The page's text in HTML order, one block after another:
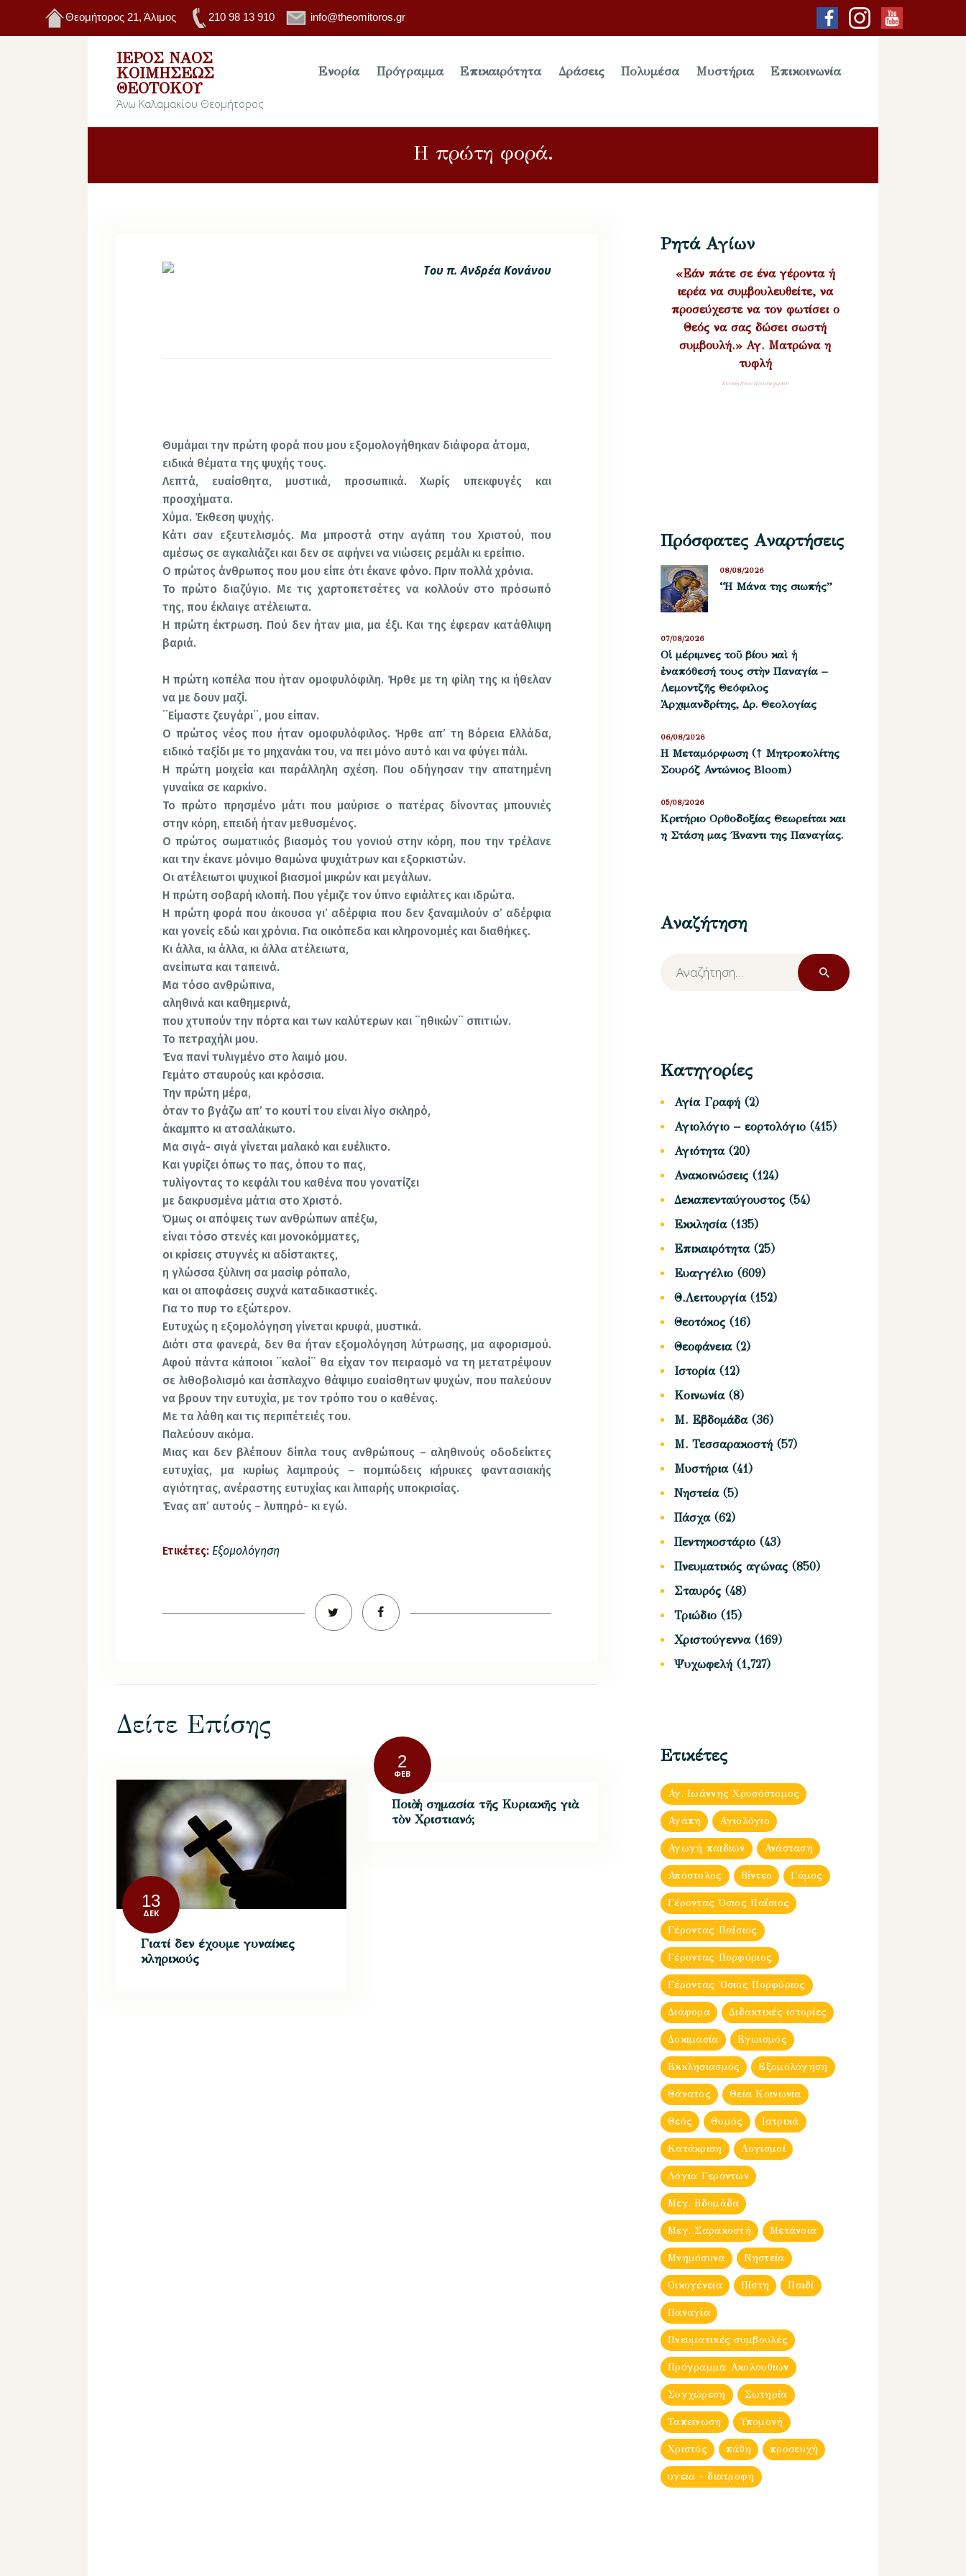
Θεομήτορος 21, Άλιμος 210 98 13 910 info@theomitoros.gr
ΙΕΡΌΣ ΝΑΌΣ
ΚΟΙΜΉΣΕΩΣ
ΘΕΟΤΌΚΟΥ
Άνω Καλαμακίου Θεομήτορος
Ενορία Πρόγραμμα Επικαιρότητα Δράσεις Πολυμέσα Μυστήρια Επικοινωνία
Η πρώτη φορά.
Του π. Ανδρέα Κονάνου
Θυμάμαι την πρώτη φορά που μου εξομολογήθηκαν διάφορα άτομα,
ειδικά θέματα της ψυχής τους.
Λεπτά, ευαίσθητα, μυστικά, προσωπικά. Χωρίς υπεκφυγές και
προσχήματα.
Χύμα. Έκθεση ψυχής.
Κάτι σαν εξευτελισμός. Μα μπροστά στην αγάπη του Χριστού, που
αμέσως σε αγκαλιάζει και δεν σε αφήνει να νιώσεις ρεμάλι κι ερείπιο.
Ο πρώτος άνθρωπος που μου είπε ότι έκανε φόνο. Πριν πολλά χρόνια.
Το πρώτο διαζύγιο. Με τις χαρτοπετσέτες να κολλούν στο πρόσωπό
της, που έκλαιγε ατέλειωτα.
Η πρώτη έκτρωση. Πού δεν ήταν μια, μα έξι. Και της έφεραν κατάθλιψη
βαριά.
Η πρώτη κοπέλα που ήταν ομοφυλόφιλη. Ήρθε με τη φίλη της κι ήθελαν
να με δουν μαζί.
¨Είμαστε ζευγάρι¨, μου είπαν.
Ο πρώτος νέος που ήταν ομοφυλόφιλος. Ήρθε απ’ τη Βόρεια Ελλάδα,
ειδικό ταξίδι με το μηχανάκι του, να πει μόνο αυτό και να φύγει πάλι.
Η πρώτη μοιχεία και παράλληλη σχέση. Που οδήγησαν την απατημένη
γυναίκα σε καρκίνο.
Το πρώτο πρησμένο μάτι που μαύρισε ο πατέρας δίνοντας μπουνιές
στην κόρη, επειδή ήταν μεθυσμένος.
Ο πρώτος σωματικός βιασμός του γονιού στην κόρη, που την τρέλανε
και την έκανε μόνιμο θαμώνα ψυχιάτρων και εξορκιστών.
Οι ατέλειωτοι ψυχικοί βιασμοί μικρών και μεγάλων.
Η πρώτη σοβαρή κλοπή. Που γέμιζε τον ύπνο εφιάλτες και ιδρώτα.
Η πρώτη φορά που άκουσα γι’ αδέρφια που δεν ξαναμιλούν σ’ αδέρφια
και γονείς εδώ και χρόνια. Για οικόπεδα και κληρονομιές και διαθήκες.
Κι άλλα, κι άλλα, κι άλλα ατέλειωτα,
ανείπωτα και ταπεινά.
Μα τόσο ανθρώπινα,
αληθινά και καθημερινά,
που χτυπούν την πόρτα και των καλύτερων και ¨ηθικών¨ σπιτιών.
Το πετραχήλι μου.
Ένα πανί τυλιγμένο στο λαιμό μου.
Γεμάτο σταυρούς και κρόσσια.
Την πρώτη μέρα,
όταν το βγάζω απ’ το κουτί του είναι λίγο σκληρό,
άκαμπτο κι ατσαλάκωτο.
Μα σιγά- σιγά γίνεται μαλακό και ευέλικτο.
Και γυρίζει όπως το πας, όπου το πας,
τυλίγοντας το κεφάλι του καθένα που γονατίζει
με δακρυσμένα μάτια στο Χριστό.
Όμως οι απόψεις των ανθρώπων απέξω,
είναι τόσο στενές και μονοκόμματες,
οι κρίσεις στυγνές κι αδίστακτες,
η γλώσσα ξύλινη σα μασίφ ρόπαλο,
και οι αποφάσεις συχνά καταδικαστικές.
Για το πυρ το εξώτερον.
Ευτυχώς η εξομολόγηση γίνεται κρυφά, μυστικά.
Διότι στα φανερά, δεν θα ήταν εξομολόγηση λύτρωσης, μα αφορισμού.
Αφού πάντα κάποιοι ¨καλοί¨ θα είχαν τον πειρασμό να τη μετατρέψουν
σε λιθοβολισμό και άσπλαχνο θάψιμο ευαίσθητων ψυχών, που παλεύουν
να βρουν την ευτυχία, με τον τρόπο του ο καθένας.
Με τα λάθη και τις περιπέτειές του.
Παλεύουν ακόμα.
Μιας και δεν βλέπουν δίπλα τους ανθρώπους – αληθινούς οδοδείκτες
ευτυχίας, μα κυρίως λαμπρούς – πομπώδεις κήρυκες φαντασιακής
αγιότητας, ανέραστης ευτυχίας και λιπαρής υποκρισίας.
Ένας απ’ αυτούς – λυπηρό- κι εγώ.
Ετικέτες: Εξομολόγηση
Δείτε Επίσης
13
ΔΕΚ
Γιατί δεν έχουμε γυναίκες
κληρικούς
2
ΦΕΒ
Ποιὰ ἡ σημασία τῆς Κυριακῆς γιὰ
τὸν Χριστιανό;
Ρητά Αγίων
«Εάν πάτε σε ένα γέροντα ή
ιερέα να συμβουλευθείτε, να
προσεύχεστε να τον φωτίσει ο
Θεός να σας δώσει σωστή
συμβουλή.» Αγ. Ματρώνα η
τυφλή
Σύναξη Νέων Παλαιοχωρίου
Πρόσφατες Αναρτήσεις
“Η Μάνα της σιωπής”
08/08/2026
Οἱ μέριμνες τοῦ βίου καὶ ἡ
ἐναπόθεσή τους στὴν Παναγία –
Λεμοντζῆς Θεόφιλος
Ἀρχιμανδρίτης, Δρ. Θεολογίας
07/08/2026
Η Μεταμόρφωση († Μητροπολίτης
Σουρόζ Αντώνιος Bloom)
06/08/2026
Kριτήριο Oρθοδοξίας Θεωρείται και
η Στάση μας ΄Εναντι της Παναγίας.
05/08/2026
Αναζήτηση
Αναζήτηση
για:
Κατηγορίες
Αγία Γραφή (2)
Αγιολόγιο – εορτολόγιο (415)
Αγιότητα(20)
Ανακοινώσεις (124)
Δεκαπενταύγουστος (54)
Εκκλησία(135)
Επικαιρότητα(25)
Ευαγγέλιο (609)
Θ.Λειτουργία(152)
Θεοτόκος (16)
Θεοφάνεια(2)
Ιστορία(12)
Κοινωνία(8)
Μ. Εβδομάδα(36)
Μ. Τεσσαρακοστή (57)
Μυστήρια(41)
Νηστεία(5)
Πάσχα(62)
Πεντηκοστάριο (43)
Πνευματικός αγώνας (850)
Σταυρός (48)
Τριώδιο (15)
Χριστούγεννα(169)
Ψυχωφελή (1,727)
Ετικέτες
Αγ. Ιωάννης Χρυσόστομος
Αγάπη Αγιολόγιο
Αγωγή παιδιών Ανάσταση
Απόστολος Βίντεο Γάμος
Γέροντας Όσιος Παΐσιος
Γέροντας Παΐσιος
Γέροντας Πορφύριος
Γέροντας Ὀσιος Πορφύριος
Διάφορα Διδακτικές ιστορίες
Δοκιμασία Εγωισμός
Εκκλησιασμός Εξομολόγηση
Θάνατος Θεία Κοινωνία
Θεός Θυμός Ιατρικά
Κατάκριση Λογισμοί
Λόγια Γερόντων
Μεγ. Βδομἀδα
Μεγ. Σαρακοστή Μετάνοια
Μνημόσυνα Νηστεία
Οικογένεια Πίστη Παιδί
Παναγία
Πνευματικές συμβουλές
Πρόγραμμα Ακολουθιών
Συγχώρεση Σωτηρία
Ταπείνωση Υπομονή
Χριστός πάθη προσευχή
υγεια - διατροφη